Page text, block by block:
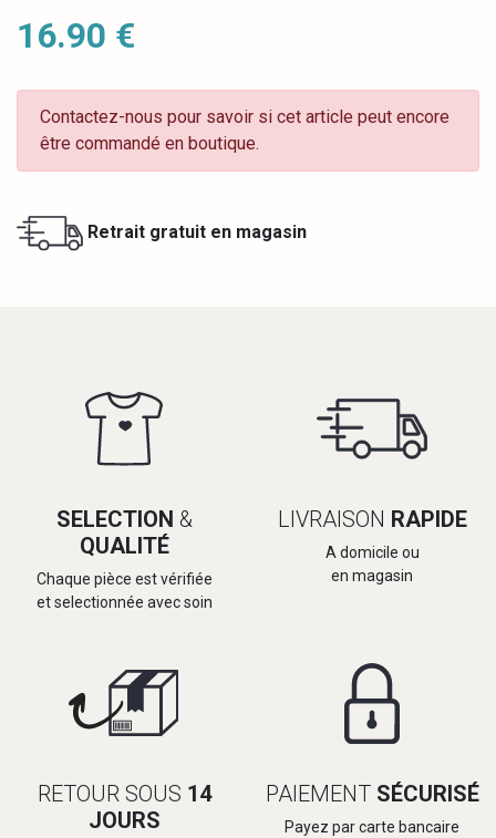
16.90 €
Contactez-nous pour savoir si cet article peut encore
être commandé en boutique.
Retrait gratuit en magasin
SELECTION &
QUALITÉ
Chaque pièce est vérifiée
et selectionnée avec soin
LIVRAISON RAPIDE
A domicile ou
en magasin
RETOUR SOUS 14
JOURS
PAIEMENT SÉCURISÉ
Payez par carte bancaire